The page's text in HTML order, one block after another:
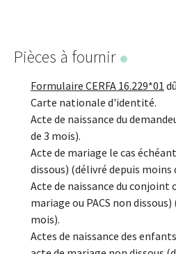
Pièces à fournir
Formulaire CERFA 16.229*01
Carte nationale d'identité.
Acte de naissance du
de 3 mois).
Acte de mariage le cas
dissous) (délivré depuis moins
Acte de naissance du conjoint
mariage ou PACS non
mois).
Actes de naissance des